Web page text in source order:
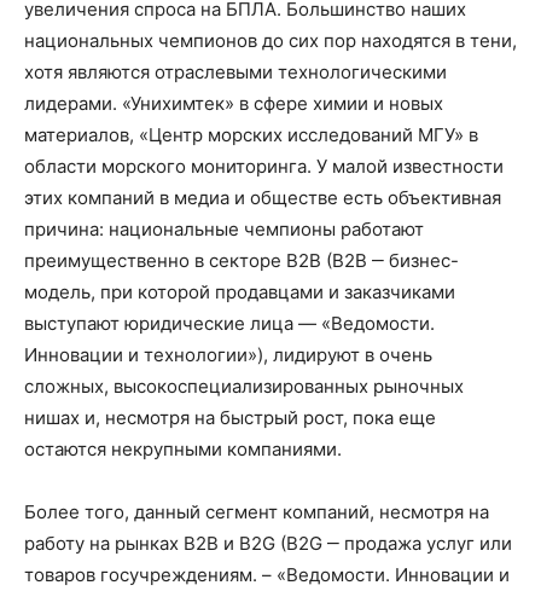
увеличения спроса на БПЛА. Большинство наших
национальных чемпионов до сих пор находятся в тени,
хотя являются отраслевыми технологическими
лидерами. «Унихимтек» в сфере химии и новых
материалов, «Центр морских исследований МГУ» в
области морского мониторинга. У малой известности
этих компаний в медиа и обществе есть объективная
причина: национальные чемпионы работают
преимущественно в секторе В2В (B2B ‒ бизнес-
модель, при которой продавцами и заказчиками
выступают юридические лица — «Ведомости.
Инновации и технологии»), лидируют в очень
сложных, высокоспециализированных рыночных
нишах и, несмотря на быстрый рост, пока еще
остаются некрупными компаниями.
Более того, данный сегмент компаний, несмотря на
работу на рынках B2B и B2G (B2G ‒ продажа услуг или
товаров госучреждениям. – «Ведомости. Инновации и